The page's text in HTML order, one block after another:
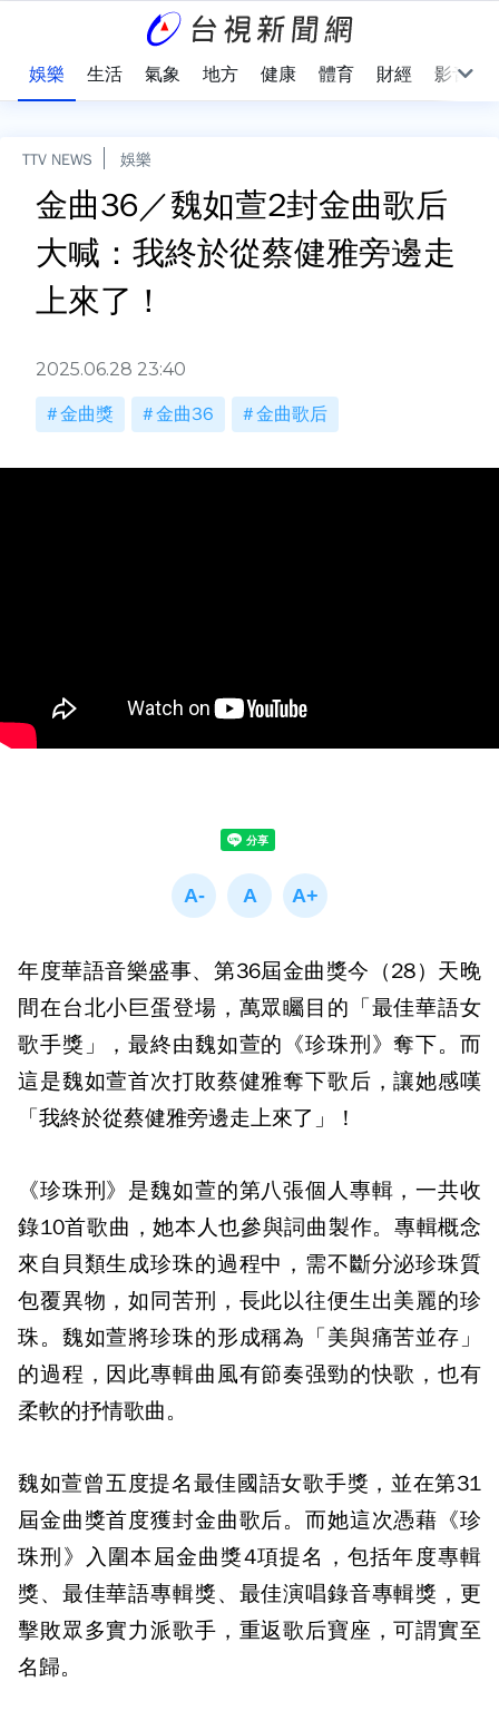
娛樂 生活 氣象 地方 健康 體育 財經 影音
TTV NEWS 娛樂
金曲36／魏如萱2封金曲歌后
大喊：我終於從蔡健雅旁邊走
上來了！
2025.06.28 23:40
金曲獎 金曲36 金曲歌后
年度華語音樂盛事、第36屆金曲獎今（28）天晚
間在台北小巨蛋登場，萬眾矚目的「最佳華語女
歌手獎」，最終由魏如萱的《珍珠刑》奪下。而
這是魏如萱首次打敗蔡健雅奪下歌后，讓她感嘆
「我終於從蔡健雅旁邊走上來了」！
《珍珠刑》是魏如萱的第八張個人專輯，一共收
錄10首歌曲，她本人也參與詞曲製作。專輯概念
來自貝類生成珍珠的過程中，需不斷分泌珍珠質
包覆異物，如同苦刑，長此以往便生出美麗的珍
珠。魏如萱將珍珠的形成稱為「美與痛苦並存」
的過程，因此專輯曲風有節奏强勁的快歌，也有
柔軟的抒情歌曲。
魏如萱曾五度提名最佳國語女歌手獎，並在第31
屆金曲獎首度獲封金曲歌后。而她這次憑藉《珍
珠刑》入圍本屆金曲獎4項提名，包括年度專輯
獎、最佳華語專輯獎、最佳演唱錄音專輯獎，更
擊敗眾多實力派歌手，重返歌后寶座，可謂實至
名歸。